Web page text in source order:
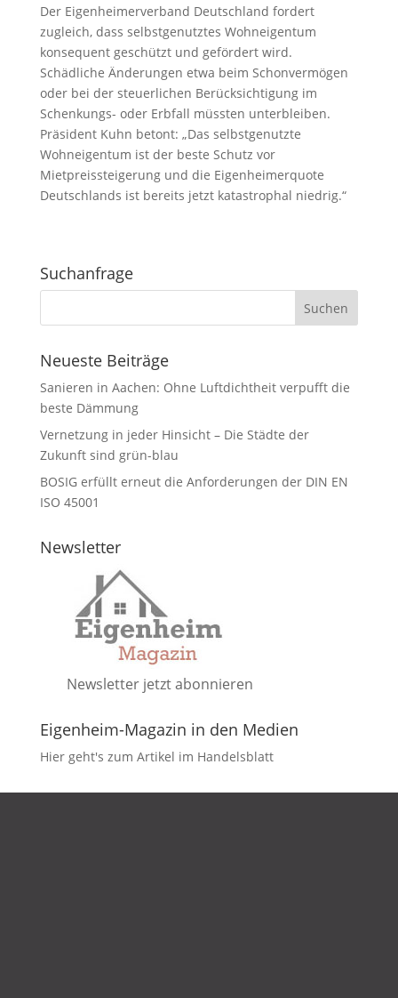
Der Eigenheimerverband Deutschland fordert
zugleich, dass selbstgenutztes Wohneigentum
konsequent geschützt und gefördert wird.
Schädliche Änderungen etwa beim Schonvermögen
oder bei der steuerlichen Berücksichtigung im
Schenkungs- oder Erbfall müssten unterbleiben.
Präsident Kuhn betont: „Das selbstgenutzte
Wohneigentum ist der beste Schutz vor
Mietpreissteigerung und die Eigenheimerquote
Deutschlands ist bereits jetzt katastrophal niedrig.“
Suchanfrage
Neueste Beiträge
Sanieren in Aachen: Ohne Luftdichtheit verpufft die
beste Dämmung
Vernetzung in jeder Hinsicht – Die Städte der
Zukunft sind grün-blau
BOSIG erfüllt erneut die Anforderungen der DIN EN
ISO 45001
Newsletter
Newsletter jetzt abonnieren
Eigenheim-Magazin in den Medien
Hier geht's zum Artikel im Handelsblatt
DATENSCHUTZ